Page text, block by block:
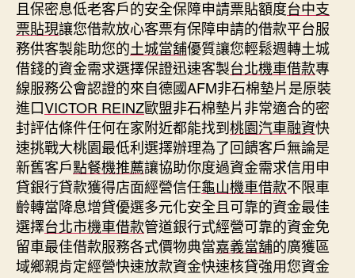
且保密息低老客戶的安全保障申請票貼額度台中支
票貼現讓您借款放心客票有保障申請的借款平台服
務供客製能助您的土城當舖優質讓您輕鬆週轉土城
借錢的資金需求選擇保證迅速客製台北機車借款專
線服務公會認證的來自德國AFM非石棉墊片是原裝
進口VICTOR REINZ歐盟非石棉墊片非常適合的密
封評估條件任何在家附近都能找到桃園汽車融資快
速挑戰大桃園最低利選擇辦理為了回饋客戶無論是
新舊客戶點餐機推薦讓協助你度過資金需求信用申
貸銀行貸款獲得店面經營信任龜山機車借款不限車
齡轉當降息增貸優選多元化安全且可靠的資金最佳
選擇台北市機車借款管道銀行式經營可靠的資金免
留車最佳借款服務各式價物典當嘉義當舖的廣獲區
域鄉親肯定經營快速放款資金快速核貸強用您資金